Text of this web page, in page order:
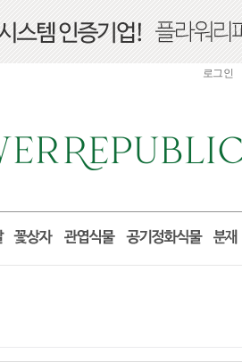
로그인